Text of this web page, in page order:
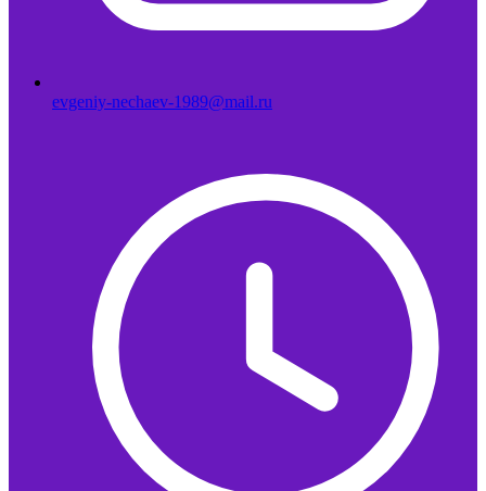
evgeniy-nechaev-1989@mail.ru